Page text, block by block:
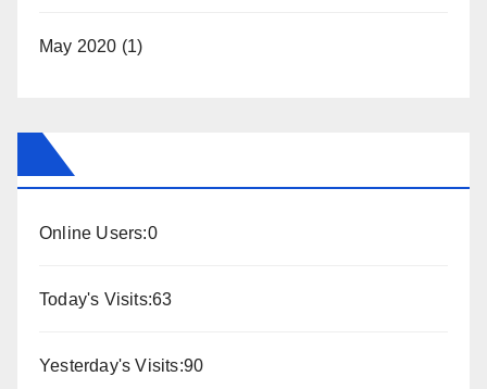
May 2020 (1)
Online Users:0
Today's Visits:63
Yesterday's Visits:90